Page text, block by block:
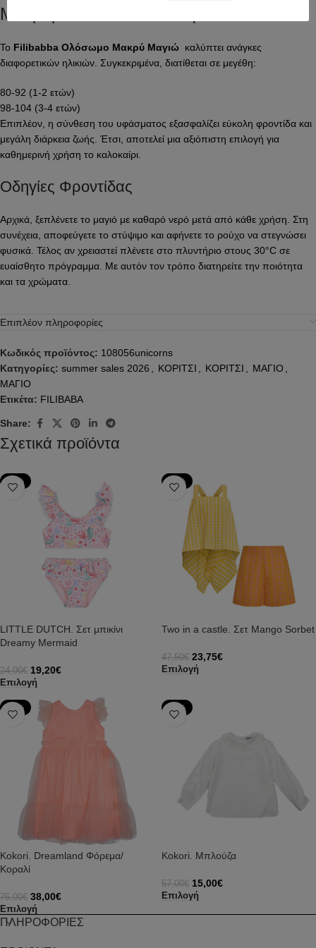
Μακρυμάνικο Παιδικό Μαγιώ UV50+
Το Filibabba Ολόσωμο Μακρύ Μαγιώ καλύπτει ανάγκες
διαφορετικών ηλικιών. Συγκεκριμένα, διατίθεται σε μεγέθη:
80-92 (1-2 ετών)
98-104 (3-4 ετών)
Επιπλέον, η σύνθεση του υφάσματος εξασφαλίζει εύκολη φροντίδα και
μεγάλη διάρκεια ζωής. Έτσι, αποτελεί μια αξιόπιστη επιλογή για
καθημερινή χρήση το καλοκαίρι.
Οδηγίες Φροντίδας
Αρχικά, ξεπλένετε το μαγιό με καθαρό νερό μετά από κάθε χρήση. Στη
συνέχεια, αποφεύγετε το στύψιμο και αφήνετε το ρούχο να στεγνώσει
φυσικά. Τέλος αν χρειαστεί πλένετε στο πλυντήριο στους 30°C σε
ευαίσθητο πρόγραμμα. Με αυτόν τον τρόπο διατηρείτε την ποιότητα
και τα χρώματα.
Επιπλέον πληροφορίες
Κωδικός προϊόντος: 108056unicorns
Κατηγορίες: summer sales 2026 ΚΟΡΙΤΣΙ ΚΟΡΙΤΣΙ ΜΑΓΙΟ
ΜΑΓΙΟ
Ετικέτα: FILIBABA
Share:
Σχετικά προϊόντα
-20%
LITTLE DUTCH. Σετ μπικίνι
Dreamy Mermaid
24,00€ 19,20€
Επιλογή
-50%
Two in a castle. Σετ Mango Sorbet
47,50€ 23,75€
Επιλογή
-50%
Kokori. Dreamland Φόρεμα/
Κοραλί
76,00€ 38,00€
Επιλογή
-74%
Kokori. Μπλούζα
57,00€ 15,00€
Επιλογή
ΠΛΗΡΟΦΟΡΙΕΣ